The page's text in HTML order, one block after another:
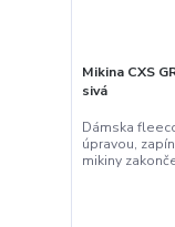
Mikina CXS
sivá
Dámska
úpravou,
mikiny